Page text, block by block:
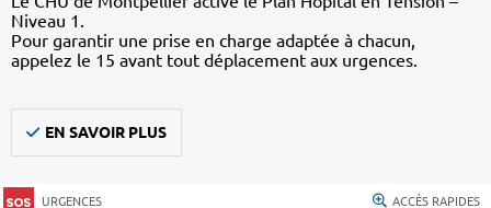
Niveau 1.
Pour garantir une prise en charge adaptée à chacun,
appelez le 15 avant tout déplacement aux urgences.
EN SAVOIR PLUS
URGENCES ACCÈS RAPIDES